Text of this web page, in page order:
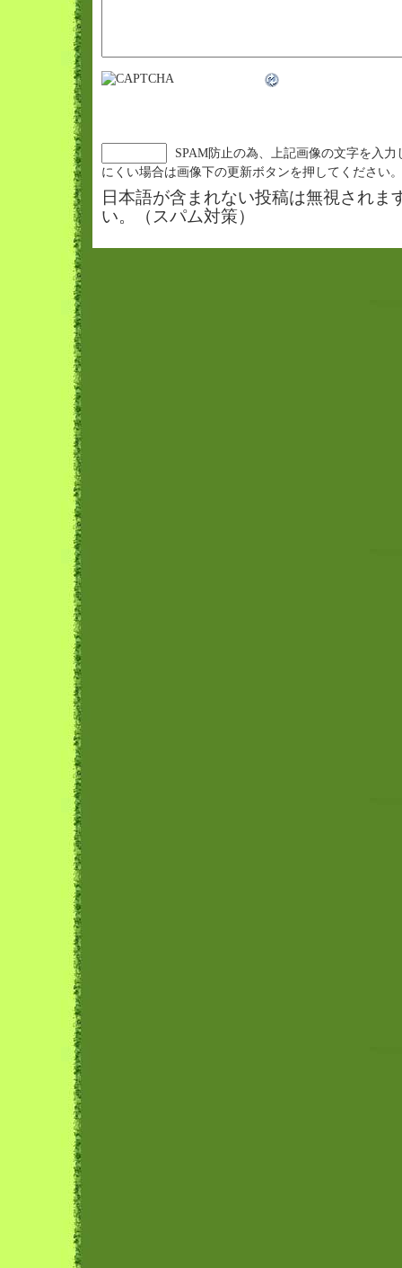
SPAM防止の為、上記画像の文字を入力
にくい場合は画像下の更新ボタンを押してください。
日本語が含まれない投稿は無視されま
い。（スパム対策）